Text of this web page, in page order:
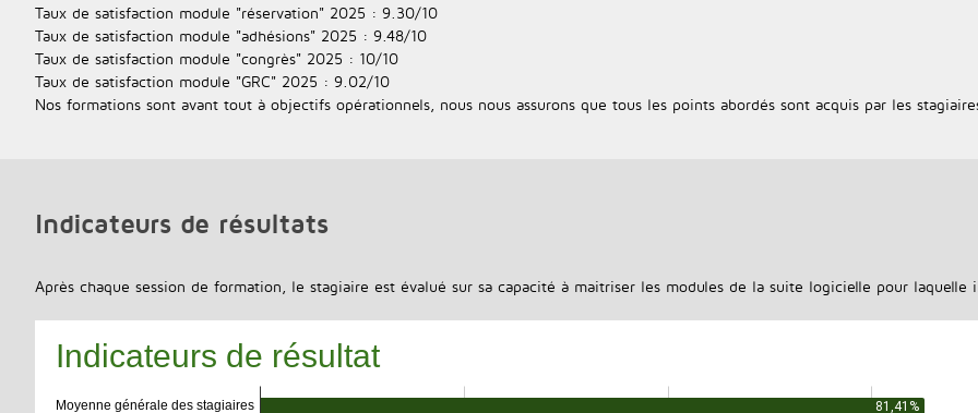
Taux de satisfaction module "réservation" 2025 : 9.30/10
Taux de satisfaction module "adhésions" 2025 : 9.48/10
Taux de satisfaction module "congrès" 2025 : 10/10
Taux de satisfaction module "GRC" 2025 : 9.02/10
Nos formations sont avant tout à objectifs opérationnels, nous nous assurons que tous les points abordés sont acquis par les
Indicateurs de résultats
Après chaque session de formation, le stagiaire est évalué sur sa capacité à maitriser les modules de la suite logicielle pour laquelle